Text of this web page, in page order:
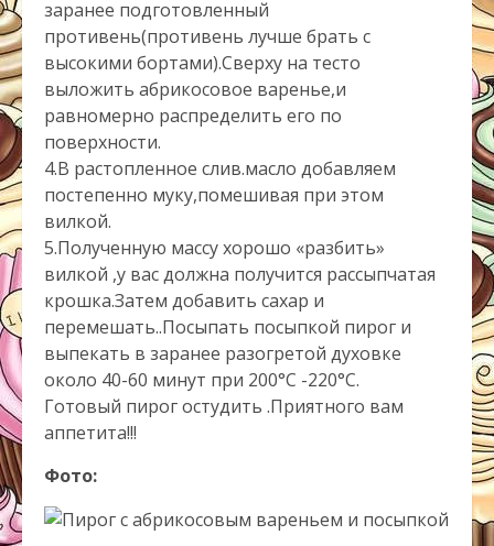
заранее подготовленный
противень(противень лучше брать с
высокими бортами).Сверху на тесто
выложить абрикосовое варенье,и
равномерно распределить его по
поверхности.
4.В растопленное слив.масло добавляем
постепенно муку,помешивая при этом
вилкой.
5.Полученную массу хорошо «разбить»
вилкой ,у вас должна получится рассыпчатая
крошка.Затем добавить сахар и
перемешать..Посыпать посыпкой пирог и
выпекать в заранее разогретой духовке
около 40-60 минут при 200°С -220°C.
Готовый пирог остудить .Приятного вам
аппетита!!!
Фото: